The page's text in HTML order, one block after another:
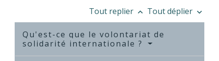
Tout replier keyboard_arrow_up Tout déplier keyboard_arrow_down
Qu'est-ce que le volontariat de
solidarité internationale ?